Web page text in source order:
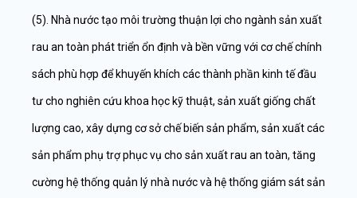
(5). Nhà nước tạo môi trường thuận lợi cho ngành sản xuất
rau an toàn phát triển ổn định và bền vững với cơ chế chính
sách phù hợp để khuyến khích các thành phần kinh tế đầu
tư cho nghiên cứu khoa học kỹ thuật, sản xuất giống chất
lượng cao, xây dựng cơ sở chế biến sản phẩm, sản xuất các
sản phẩm phụ trợ phục vụ cho sản xuất rau an toàn, tăng
cường hệ thống quản lý nhà nước và hệ thống giám sát sản